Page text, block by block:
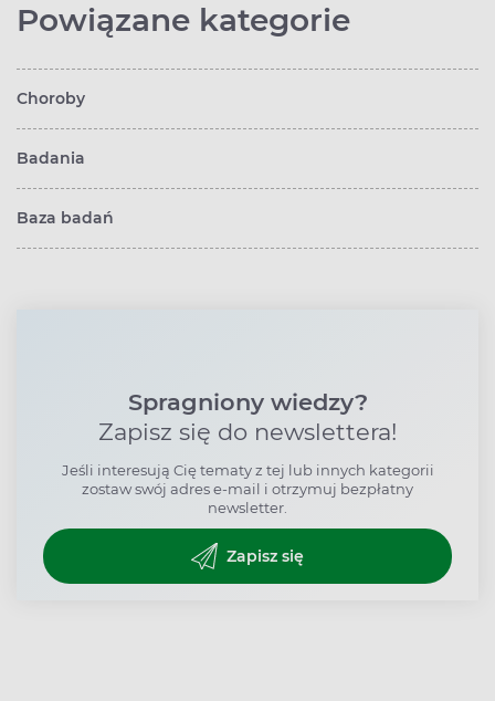
Powiązane kategorie
Choroby
Badania
Baza badań
Spragniony wiedzy?
Zapisz się do newslettera!
Jeśli interesują Cię tematy z tej lub innych kategorii
zostaw swój adres e-mail i otrzymuj bezpłatny
newsletter.
Zapisz się